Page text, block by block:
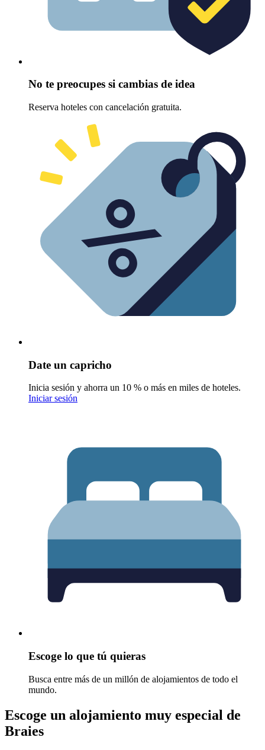
No te preocupes si cambias de idea
Reserva hoteles con cancelación gratuita.
Date un capricho
Inicia sesión y ahorra un 10 % o más en miles de hoteles.
Iniciar sesión
Escoge lo que tú quieras
Busca entre más de un millón de alojamientos de todo el
mundo.
Escoge un alojamiento muy especial de
Braies